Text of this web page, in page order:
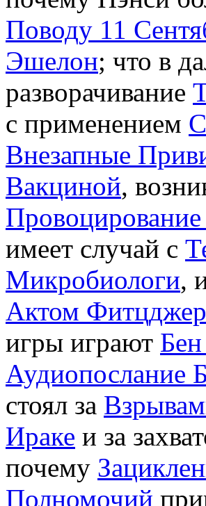
Поводу 11
Эшелон; что в
разворачивание
с применением
Внезапные
Вакциной,
имеет случай с
Микробиологи,
Актом
игры играют
Аудиопослание
стоял за
Ираке и за
почему
Полномочий